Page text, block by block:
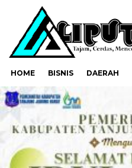
HOME BISNIS DAERAH